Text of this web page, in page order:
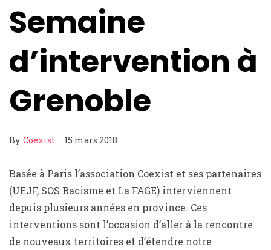
Semaine
d’intervention à
Grenoble
By Coexist 15 mars 2018
Basée à Paris l’association Coexist et ses partenaires
(UEJF, SOS Racisme et La FAGE) interviennent
depuis plusieurs années en province. Ces
interventions sont l’occasion d’aller à la rencontre
de nouveaux territoires et d’étendre notre